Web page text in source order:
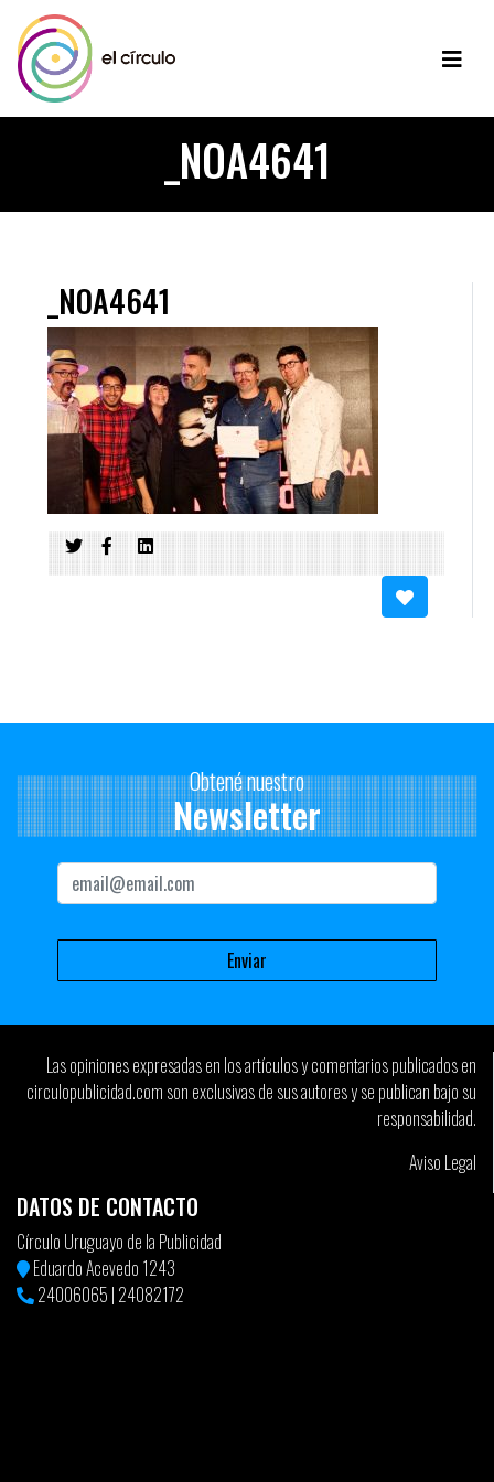
_NOA4641
_NOA4641
Obtené nuestro
Newsletter
Las opiniones expresadas en los artículos y comentarios publicados en
circulopublicidad.com son exclusivas de sus autores y se publican bajo su
responsabilidad.
Aviso Legal
DATOS DE CONTACTO
Círculo Uruguayo de la Publicidad
Eduardo Acevedo 1243
24006065 | 24082172